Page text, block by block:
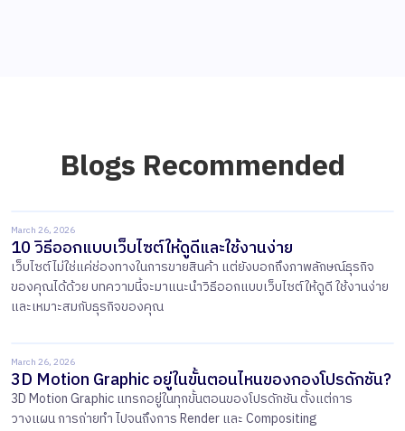
Blogs Recommended
March 26, 2026
10 วิธีออกแบบเว็บไซต์ให้ดูดีและใช้งานง่าย
เว็บไซต์ไม่ใช่แค่ช่องทางในการขายสินค้า แต่ยังบอกถึงภาพลักษณ์ธุรกิจ
ของคุณได้ด้วย บทความนี้จะมาแนะนำวิธีออกแบบเว็บไซต์ให้ดูดี ใช้งานง่าย
และเหมาะสมกับธุรกิจของคุณ
March 26, 2026
3D Motion Graphic อยู่ในขั้นตอนไหนของกองโปรดักชัน?
3D Motion Graphic แทรกอยู่ในทุกขั้นตอนของโปรดักชัน ตั้งแต่การ
วางแผน การถ่ายทำ ไปจนถึงการ Render และ Compositing